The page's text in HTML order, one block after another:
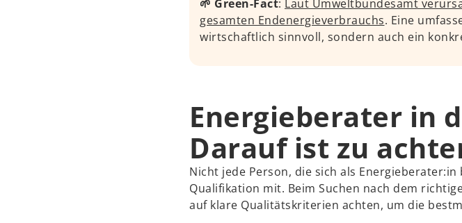
🌱 Green-Fact: Laut Umweltbundesamt
gesamten Endenergieverbrauchs. Eine
wirtschaftlich sinnvoll, sondern auch ein
Energieberater in
Darauf ist zu
Nicht jede Person, die sich als
Qualifikation mit. Beim Suchen nach dem
auf klare Qualitätskriterien achten, um die